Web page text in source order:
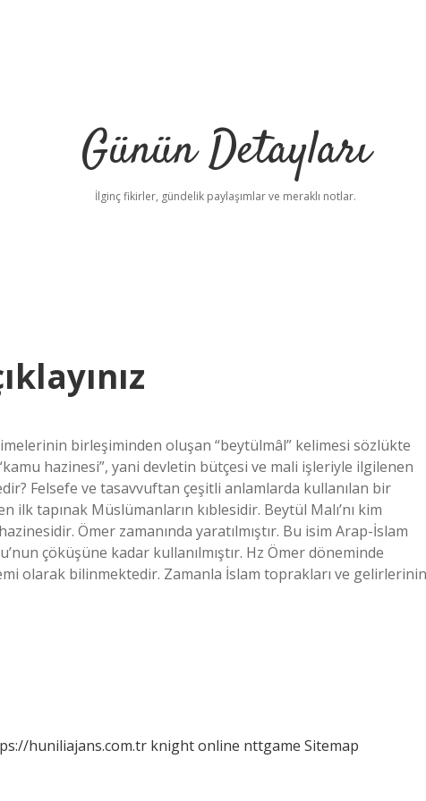
Günün Detayları
İlginç fikirler, gündelik paylaşımlar ve meraklı notlar.
birleşiminden oluşan “beytülmâl” kelimesi sözlükte
hazinesi”, yani devletin bütçesi ve mali işleriyle ilgilenen
Felsefe ve tasavvuftan çeşitli anlamlarda kullanılan bir
tapınak Müslümanların kıblesidir. Beytül Malı’nı kim
Ömer zamanında yaratılmıştır. Bu isim Arap-İslam
çöküşüne kadar kullanılmıştır. Hz Ömer döneminde
olarak bilinmektedir. Zamanla İslam toprakları ve gelirlerinin
huniliajans.com.tr knight online nttgame Sitemap